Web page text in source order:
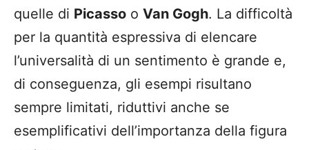
quelle di Picasso o Van Gogh. La difficoltà
per la quantità espressiva di elencare
l’universalità di un sentimento è grande e,
di conseguenza, gli esempi risultano
sempre limitati, riduttivi anche se
esemplificativi dell’importanza della figura